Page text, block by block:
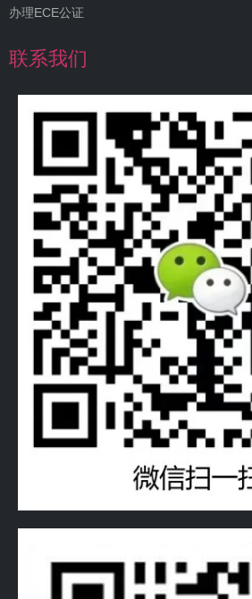
办理ECE公证
联系我们